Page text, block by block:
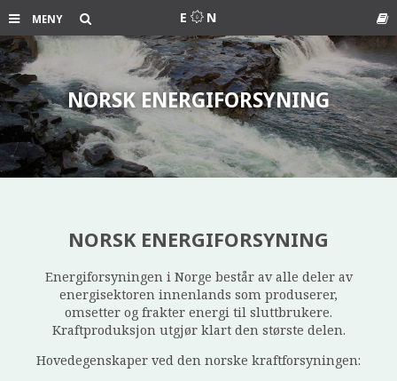
MENY E N
NORSK ENERGIFORSYNING
NORSK ENERGIFORSYNING
Energiforsyningen i Norge består av alle deler av
energisektoren innenlands som produserer,
omsetter og frakter energi til sluttbrukere.
Kraftproduksjon utgjør klart den største delen.
Hovedegenskaper ved den norske kraftforsyningen: